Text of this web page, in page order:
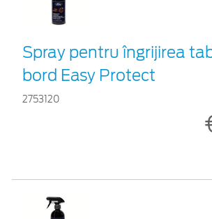
Spray pentru îngrijirea
bord Easy Protect
2753120